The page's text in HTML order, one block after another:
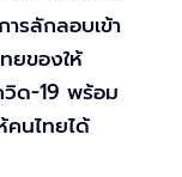
รลักลอบเข้า
ยของให้
วิด-19 พร้อม
นไทยได้